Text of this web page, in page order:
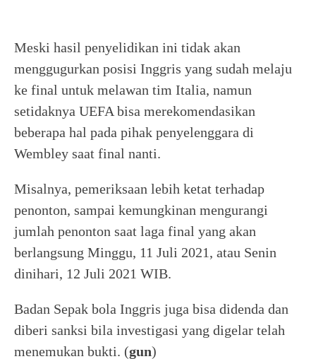
Meski hasil penyelidikan ini tidak akan
menggugurkan posisi Inggris yang sudah melaju
ke final untuk melawan tim Italia, namun
setidaknya UEFA bisa merekomendasikan
beberapa hal pada pihak penyelenggara di
Wembley saat final nanti.
Misalnya, pemeriksaan lebih ketat terhadap
penonton, sampai kemungkinan mengurangi
jumlah penonton saat laga final yang akan
berlangsung Minggu, 11 Juli 2021, atau Senin
dinihari, 12 Juli 2021 WIB.
Badan Sepak bola Inggris juga bisa didenda dan
diberi sanksi bila investigasi yang digelar telah
menemukan bukti. (gun)